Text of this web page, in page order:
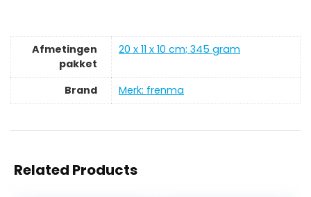
Afmetingen
pakket
‎20 x 11 x 10 cm; 345 gram
Brand Merk: frenma
Related Products